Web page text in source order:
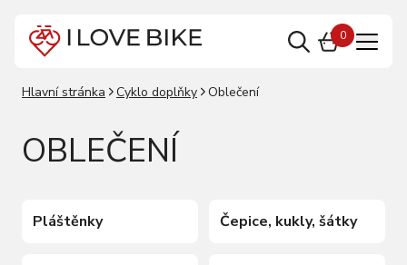
0
Hlavní stránka Cyklo doplňky Oblečení
OBLEČENÍ
Pláštěnky Čepice, kukly, šátky